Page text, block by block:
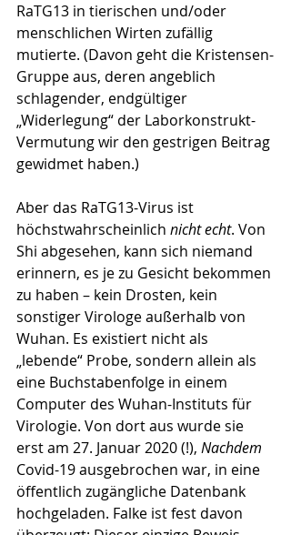
RaTG13 in tierischen und/oder
menschlichen Wirten zufällig
mutierte. (Davon geht die Kristensen-
Gruppe aus, deren angeblich
schlagender, endgültiger
„Widerlegung“ der Laborkonstrukt-
Vermutung wir den gestrigen Beitrag
gewidmet haben.)
Aber das RaTG13-Virus ist
höchstwahrscheinlich nicht echt. Von
Shi abgesehen, kann sich niemand
erinnern, es je zu Gesicht bekommen
zu haben – kein Drosten, kein
sonstiger Virologe außerhalb von
Wuhan. Es existiert nicht als
„lebende“ Probe, sondern allein als
eine Buch­stabenfolge in einem
Computer des Wuhan-Instituts für
Virologie. Von dort aus wurde sie
erst am 27. Januar 2020 (!), Nachdem
Covid-19 ausgebrochen war, in eine
öffentlich zugängliche Datenbank
hochgela­den. Falke ist fest davon